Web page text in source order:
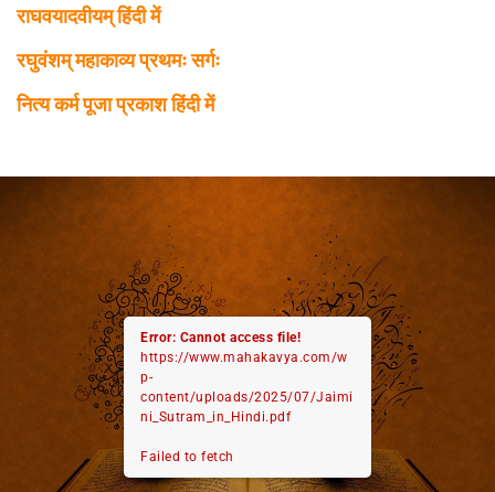
राघवयादवीयम् हिंदी में
रघुवंशम् महाकाव्य प्रथमः सर्गः
नित्य कर्म पूजा प्रकाश हिंदी में
Error: Cannot access file!
https://www.mahakavya.com/w
p-
content/uploads/2025/07/Jaimi
ni_Sutram_in_Hindi.pdf
Failed to fetch